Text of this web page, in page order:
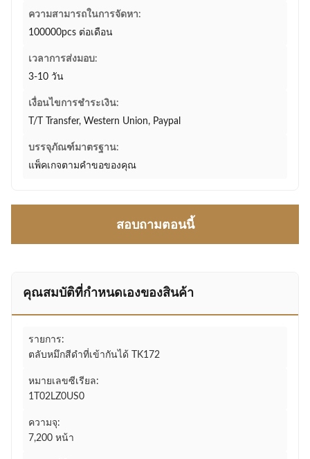
ความสามารถในการจัดหา:
100000pcs ต่อเดือน
เวลาการส่งมอบ:
3-10 วัน
เงื่อนไขการชำระเงิน:
T/T Transfer, Western Union, Paypal
บรรจุภัณฑ์มาตรฐาน:
แพ็คเกจตามคำขอของคุณ
สอบถามตอนนี้
คุณสมบัติที่กําหนดเองของสินค้า
รายการ:
ตลับหมึกสีดำที่เข้ากันได้ TK172
หมายเลขซีเรียล:
1T02LZ0US0
ความจุ:
7,200 หน้า